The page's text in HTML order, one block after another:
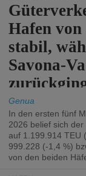
Hafen von
stabil,
Savona-
Genua
In den ersten fünf
2026 belief sich
auf 1.199.914 TEU
999.228 (-1,4 %)
von den beiden